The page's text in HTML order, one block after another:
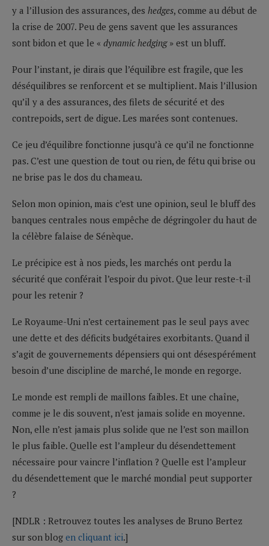
y a l’illusion des assurances, des hedges, comme au début de
la crise de 2007. Peu de gens savent que les assurances
sont bidon et que le « dynamic hedging» est un bluff.
Pour l’instant, je dirais que l’équilibre est fragile, que les
déséquilibres se renforcent et se multiplient. Mais l’illusion
qu’il y a des assurances, des filets de sécurité et des
contrepoids, sert de digue. Les marées sont contenues.
Ce jeu d’équilibre fonctionne jusqu’à ce qu’il ne fonctionne
pas. C’est une question de tout ou rien, de fétu qui brise ou
ne brise pas le dos du chameau.
Selon mon opinion, mais c’est une opinion, seul le bluff des
banques centrales nous empêche de dégringoler du haut de
la célèbre falaise de Sénèque.
Le précipice est à nos pieds, les marchés ont perdu la
sécurité que conférait l’espoir du pivot. Que leur reste-t-il
pour les retenir ?
Le Royaume-Uni n’est certainement pas le seul pays avec
une dette et des déficits budgétaires exorbitants. Quand il
s’agit de gouvernements dépensiers qui ont désespérément
besoin d’une discipline de marché, le monde en regorge.
Le monde est rempli de maillons faibles. Et une chaîne,
comme je le dis souvent, n’est jamais solide en moyenne.
Non, elle n’est jamais plus solide que ne l’est son maillon
le plus faible. Quelle est l’ampleur du désendettement
nécessaire pour vaincre l’inflation ? Quelle est l’ampleur
du désendettement que le marché mondial peut supporter
?
[NDLR : Retrouvez toutes les analyses de Bruno Bertez
sur son blog en cliquant ici.]